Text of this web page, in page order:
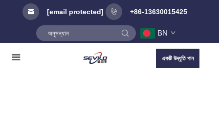
[email protected] +86-13630015425
BN
একটি উদ্ধৃতি পান